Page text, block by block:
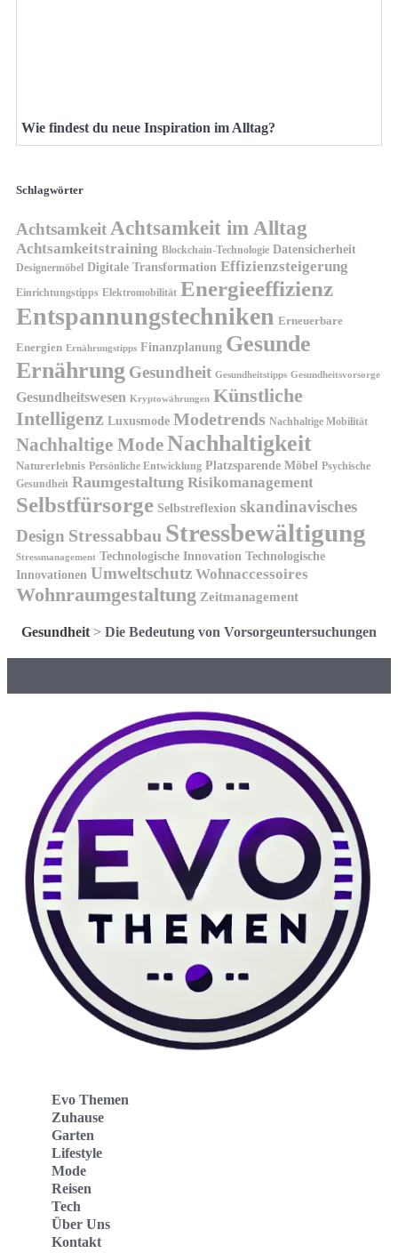
Wie findest du neue Inspiration im Alltag?
Schlagwörter
AchtsamkeitAchtsamkeit im Alltag
Achtsamkeitstraining Blockchain-Technologie Datensicherheit
Designermöbel Digitale Transformation Effizienzsteigerung
Einrichtungstipps Elektromobilität Energieeffizienz
Entspannungstechniken Erneuerbare
Energien Ernährungstipps Finanzplanung Gesunde
Ernährung Gesundheit Gesundheitstipps Gesundheitsvorsorge
Gesundheitswesen Kryptowährungen Künstliche
Intelligenz Luxusmode Modetrends Nachhaltige Mobilität
Nachhaltige ModeNachhaltigkeit
Naturerlebnis Persönliche Entwicklung Platzsparende Möbel Psychische
Gesundheit Raumgestaltung Risikomanagement
Selbstfürsorge Selbstreflexion skandinavisches
Design Stressabbau Stressbewältigung
Stressmanagement Technologische Innovation Technologische
Innovationen Umweltschutz Wohnaccessoires
Wohnraumgestaltung Zeitmanagement
Gesundheit > Die Bedeutung von Vorsorgeuntersuchungen
Evo Themen
Zuhause
Garten
Lifestyle
Mode
Reisen
Tech
Über Uns
Kontakt